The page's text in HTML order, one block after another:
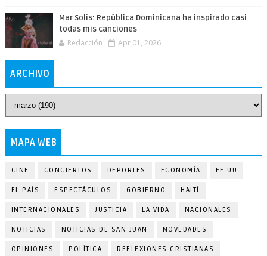
Mar Solís: República Dominicana ha inspirado casi
todas mis canciones
Redacción Apr 01, 2026
ARCHIVO
MAPA WEB
CINE CONCIERTOS DEPORTES ECONOMÍA EE.UU
EL PAÍS ESPECTÁCULOS GOBIERNO HAITÍ
INTERNACIONALES JUSTICIA LA VIDA NACIONALES
NOTICIAS NOTICIAS DE SAN JUAN NOVEDADES
OPINIONES POLÍTICA REFLEXIONES CRISTIANAS